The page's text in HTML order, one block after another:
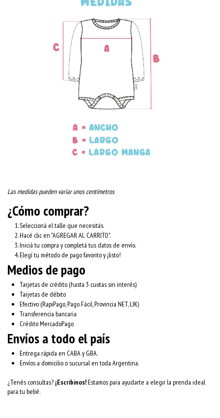
Las medidas pueden variar unos centímetros
¿Cómo comprar?
Seleccioná el talle que necesitás.
Hacé clic en "AGREGAR AL CARRITO".
Iniciá tu compra y completá tus datos de envío.
Elegí tu método de pago favorito y ¡listo!
Medios de pago
Tarjetas de crédito (hasta 3 cuotas sin interés)
Tarjetas de débito
Efectivo (RapiPago, Pago Fácil, Provincia NET, LIK)
Transferencia bancaria
Crédito MercadoPago
Envíos a todo el país
Entrega rápida en CABA y GBA.
Envíos a domicilio o sucursal en toda Argentina.
¿Tenés consultas? ¡Escribinos!Estamos para ayudarte a elegir la prenda ideal
para tu bebé.